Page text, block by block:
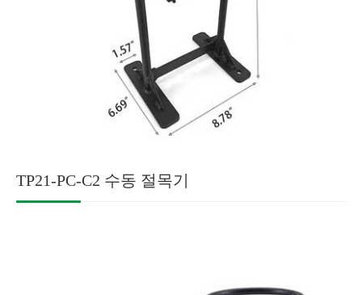
TP21-PC-C2 수동 절목기